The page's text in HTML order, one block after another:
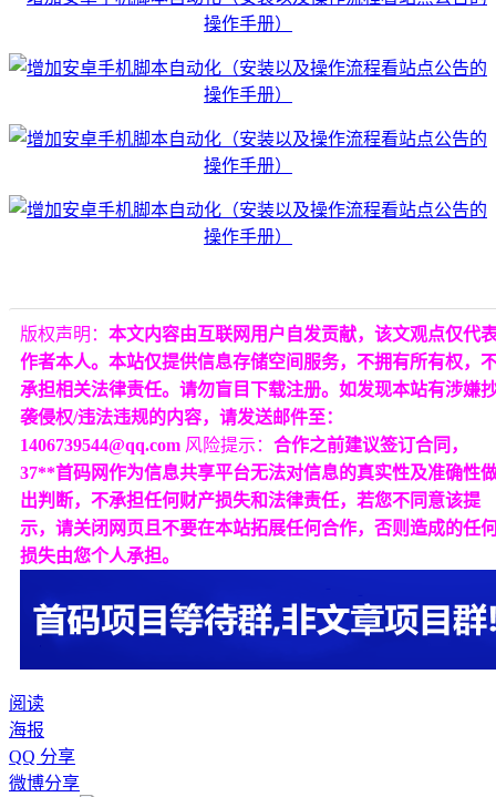
版权声明： 本文内容由互联网用户自发贡献，该文观点仅代
作者本人。本站仅提供信息存储空间服务，不拥有所有权，
承担相关法律责任。请勿盲目下载注册。如发现本站有涉嫌
袭侵权/违法违规的内容，请发送邮件至：
1406739544@qq.com 风险提示： 合作之前建议签订合同，
37**首码网作为信息共享平台无法对信息的真实性及准确性
出判断，不承担任何财产损失和法律责任，若您不同意该提
示，请关闭网页且不要在本站拓展任何合作，否则造成的任
损失由您个人承担。
阅读
海报
QQ 分享
微博分享